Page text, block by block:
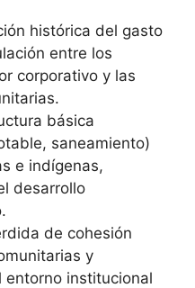
histórica del gasto
entre los
corporativo y las
básica
saneamiento)
e indígenas,
desarrollo
de cohesión
y
entorno institucional